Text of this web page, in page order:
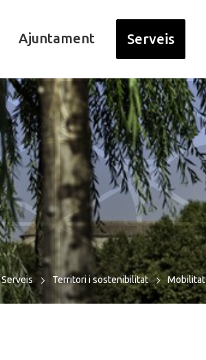
Ajuntament Serveis
Serveis Territori i sostenibilitat Mobilitat